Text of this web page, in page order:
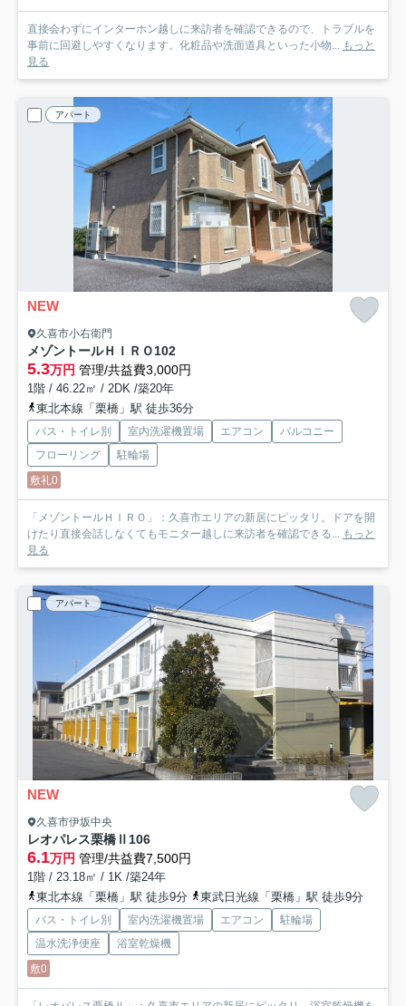
直接会わずにインターホン越しに来訪者を確認できるので、トラブルを
事前に回避しやすくなります。化粧品や洗面道具といった小物... もっと
見る
アパート
NEW
久喜市小右衛門
メゾントールＨＩＲＯ102
5.3万円 管理/共益費3,000円
1階 / 46.22㎡ / 2DK /築20年
東北本線「栗橋」駅 徒歩36分
バス・トイレ別 室内洗濯機置場 エアコン
バルコニー
フローリング
駐輪場
敷礼0
「メゾントールＨＩＲＯ」：久喜市エリアの新居にピッタリ。ドアを開
けたり直接会話しなくてもモニター越しに来訪者を確認できる... もっと
見る
アパート
NEW
久喜市伊坂中央
レオパレス栗橋Ⅱ 106
6.1万円 管理/共益費7,500円
1階 / 23.18㎡ / 1K /築24年
東北本線「栗橋」駅 徒歩9分
東武日光線「栗橋」駅 徒歩9分
バス・トイレ別 室内洗濯機置場 エアコン
駐輪場
温水洗浄便座
浴室乾燥機
敷0